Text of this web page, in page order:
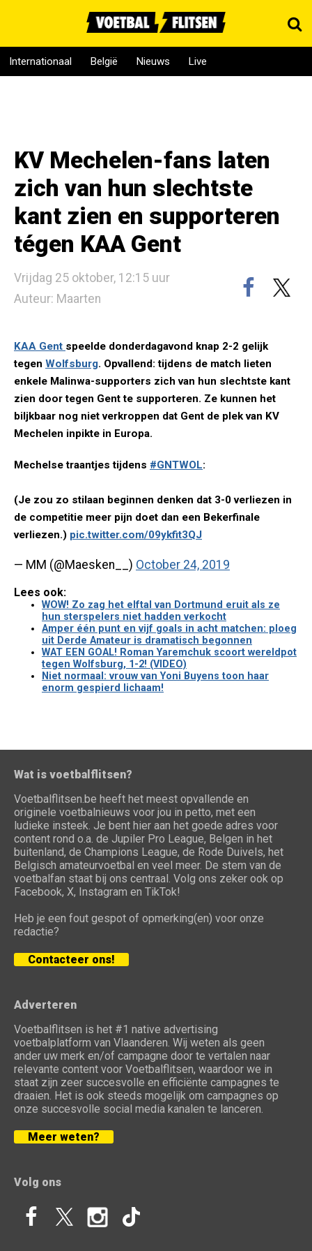
Internationaal België Nieuws Live
KV Mechelen-fans laten
zich van hun slechtste
kant zien en supporteren
tégen KAA Gent
Vrijdag 25 oktober, 12:15 uur
Auteur: Maarten
KAA Gent speelde donderdagavond knap 2-2 gelijk
tegen Wolfsburg. Opvallend: tijdens de match lieten
enkele Malinwa-supporters zich van hun slechtste kant
zien door tegen Gent te supporteren. Ze kunnen het
biljkbaar nog niet verkroppen dat Gent de plek van KV
Mechelen inpikte in Europa.
Mechelse traantjes tijdens #GNTWOL:
(Je zou zo stilaan beginnen denken dat 3-0 verliezen in
de competitie meer pijn doet dan een Bekerfinale
verliezen.) pic.twitter.com/09ykfit3QJ
— MM (@Maesken__) October 24, 2019
Lees ook:
WOW! Zo zag het elftal van Dortmund eruit als ze
hun sterspelers niet hadden verkocht
Amper één punt en vijf goals in acht matchen: ploeg
uit Derde Amateur is dramatisch begonnen
WAT EEN GOAL! Roman Yaremchuk scoort wereldpot
tegen Wolfsburg, 1-2! (VIDEO)
Niet normaal: vrouw van Yoni Buyens toon haar
enorm gespierd lichaam!
Wat is voetbalflitsen?
Voetbalflitsen.be heeft het meest opvallende en
originele voetbalnieuws voor jou in petto, met een
ludieke insteek. Je bent hier aan het goede adres voor
content rond o.a. de Jupiler Pro League, Belgen in het
buitenland, de Champions League, de Rode Duivels, het
Belgisch amateurvoetbal en veel meer. De stem van de
voetbalfan staat bij ons centraal. Volg ons zeker ook op
Facebook, X, Instagram en TikTok!
Heb je een fout gespot of opmerking(en) voor onze
redactie?
Contacteer ons!
Adverteren
Voetbalflitsen is het #1 native advertising
voetbalplatform van Vlaanderen. Wij weten als geen
ander uw merk en/of campagne door te vertalen naar
relevante content voor Voetbalflitsen, waardoor we in
staat zijn zeer succesvolle en efficiënte campagnes te
draaien. Het is ook steeds mogelijk om campagnes op
onze succesvolle social media kanalen te lanceren.
Meer weten?
Volg ons